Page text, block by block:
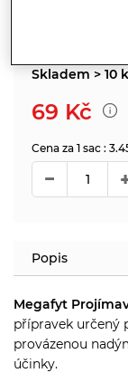
Skladem > 10
69 Kč
Cena za 1 sac :
Popis
Megafyt
přípravek určený
provázenou
účinky.